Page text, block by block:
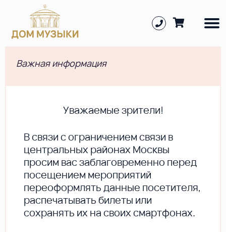
Важная информация
Уважаемые зрители!
В cвязи с ограничением связи в
центральных районах Москвы
просим вас заблаговременно перед
посещением мероприятий
переоформлять данные посетителя,
распечатывать билеты или
сохранять их на своих смартфонах.